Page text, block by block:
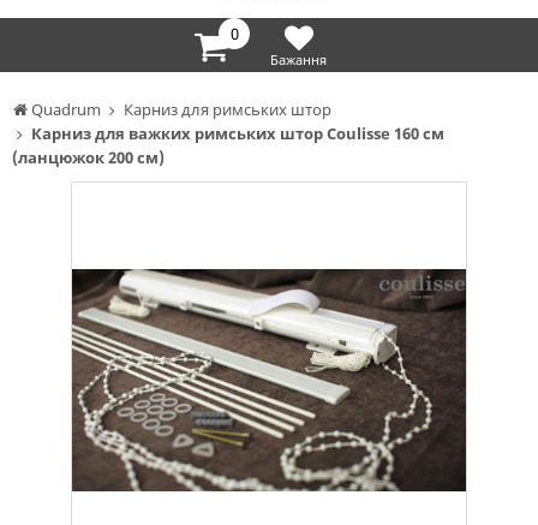
Quadrum
Карниз для римських штор
Карниз для важких римських штор Coulisse 160 см
(ланцюжок 200 см)
0
Бажання